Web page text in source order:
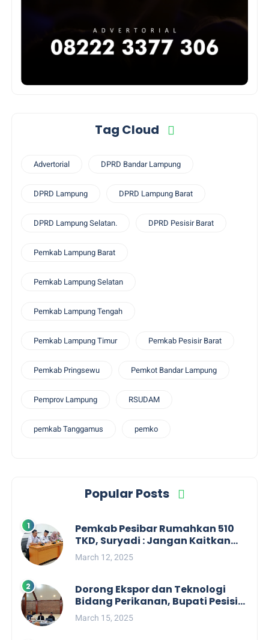
Tag Cloud
Advertorial DPRD Bandar Lampung
DPRD Lampung DPRD Lampung Barat
DPRD Lampung Selatan. DPRD Pesisir Barat
Pemkab Lampung Barat
Pemkab Lampung Selatan
Pemkab Lampung Tengah
Pemkab Lampung Timur Pemkab Pesisir Barat
Pemkab Pringsewu Pemkot Bandar Lampung
Pemprov Lampung RSUDAM
pemkab Tanggamus pemko
Popular Posts
Pemkab Pesibar Rumahkan 510
TKD, Suryadi : Jangan Kaitkan
Dengan Kepentingan Politik
March 12, 2025
Dorong Ekspor dan Teknologi
Bidang Perikanan, Bupati Pesisir
Barat Audiensi Terkait Sister City
March 15, 2025